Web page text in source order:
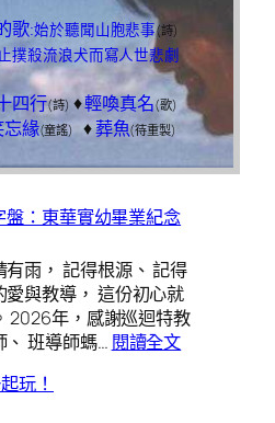
歌:始於聽聞山胞悲事(詩)
撲殺流浪犬而寫人世悲劇
四行(詩)♦輕喚真名(歌)
忘緣(童謠) ♦葬魚(待重製)
盤：東華實幼畢業紀念
有雨， 記得根源、 記得
與教導， 這份初心就
2026年，感謝巡迴特教
、 班導師螞… 閱讀全文:
玩！